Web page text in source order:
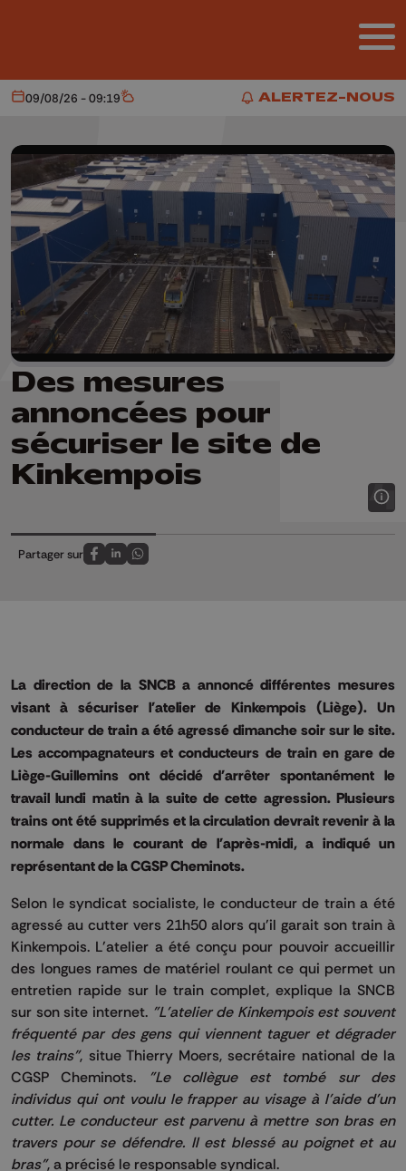
ALERTEZ-NOUS
ALERTEZ-NOUS
Aujourd'hui
09/08/26 - 09:19 Météo
Des mesures
annoncées pour
sécuriser le site de
Kinkempois
Partager sur
Partagez sur FaceBook
Partagez sur LinkedIn
Partagez sur Whatsapp
La direction de la SNCB a annoncé différentes mesures
visant à sécuriser l'atelier de Kinkempois (Liège). Un
conducteur de train a été agressé dimanche soir sur le site.
Les accompagnateurs et conducteurs de train en gare de
Liège-Guillemins ont décidé d'arrêter spontanément le
travail lundi matin à la suite de cette agression. Plusieurs
trains ont été supprimés et la circulation devrait revenir à la
normale dans le courant de l'après-midi, a indiqué un
représentant de la CGSP Cheminots.
Selon le syndicat socialiste, le conducteur de train a été
agressé au cutter vers 21h50 alors qu'il garait son train à
Kinkempois. L'atelier a été conçu pour pouvoir accueillir
des longues rames de matériel roulant ce qui permet un
entretien rapide sur le train complet, explique la SNCB
sur son site internet. "L'atelier de Kinkempois est souvent
fréquenté par des gens qui viennent taguer et dégrader
les trains", situe Thierry Moers, secrétaire national de la
CGSP Cheminots. "Le collègue est tombé sur des
individus qui ont voulu le frapper au visage à l'aide d'un
cutter. Le conducteur est parvenu à mettre son bras en
travers pour se défendre. Il est blessé au poignet et au
bras", a précisé le responsable syndical.